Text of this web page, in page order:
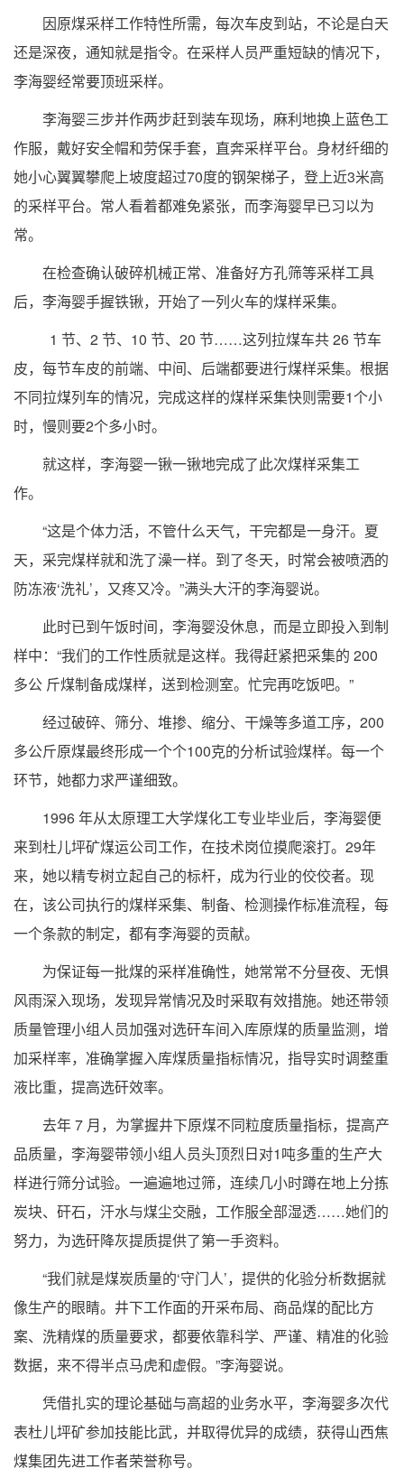
因原煤采样工作特性所需，每次车皮到站，不论是白天
还是深夜，通知就是指令。在采样人员严重短缺的情况下，
李海婴经常要顶班采样。
李海婴三步并作两步赶到装车现场，麻利地换上蓝色工
作服，戴好安全帽和劳保手套，直奔采样平台。身材纤细的
她小心翼翼攀爬上坡度超过70度的钢架梯子，登上近3米高
的采样平台。常人看着都难免紧张，而李海婴早已习以为
常。
在检查确认破碎机械正常、准备好方孔筛等采样工具
后，李海婴手握铁锹，开始了一列火车的煤样采集。
1 节、2 节、10 节、20 节……这列拉煤车共 26 节车
皮，每节车皮的前端、中间、后端都要进行煤样采集。根据
不同拉煤列车的情况，完成这样的煤样采集快则需要1个小
时，慢则要2个多小时。
就这样，李海婴一锹一锹地完成了此次煤样采集工
作。
“这是个体力活，不管什么天气，干完都是一身汗。夏
天，采完煤样就和洗了澡一样。到了冬天，时常会被喷洒的
防冻液‘洗礼’，又疼又冷。”满头大汗的李海婴说。
此时已到午饭时间，李海婴没休息，而是立即投入到制
样中：“我们的工作性质就是这样。我得赶紧把采集的 200
多公 斤煤制备成煤样，送到检测室。忙完再吃饭吧。”
经过破碎、筛分、堆掺、缩分、干燥等多道工序，200
多公斤原煤最终形成一个个100克的分析试验煤样。每一个
环节，她都力求严谨细致。
1996 年从太原理工大学煤化工专业毕业后，李海婴便
来到杜儿坪矿煤运公司工作，在技术岗位摸爬滚打。29年
来，她以精专树立起自己的标杆，成为行业的佼佼者。现
在，该公司执行的煤样采集、制备、检测操作标准流程，每
一个条款的制定，都有李海婴的贡献。
为保证每一批煤的采样准确性，她常常不分昼夜、无惧
风雨深入现场，发现异常情况及时采取有效措施。她还带领
质量管理小组人员加强对选矸车间入库原煤的质量监测，增
加采样率，准确掌握入库煤质量指标情况，指导实时调整重
液比重，提高选矸效率。
去年 7 月，为掌握井下原煤不同粒度质量指标，提高产
品质量，李海婴带领小组人员头顶烈日对1吨多重的生产大
样进行筛分试验。一遍遍地过筛，连续几小时蹲在地上分拣
炭块、矸石，汗水与煤尘交融，工作服全部湿透……她们的
努力，为选矸降灰提质提供了第一手资料。
“我们就是煤炭质量的‘守门人’，提供的化验分析数据就
像生产的眼睛。井下工作面的开采布局、商品煤的配比方
案、洗精煤的质量要求，都要依靠科学、严谨、精准的化验
数据，来不得半点马虎和虚假。”李海婴说。
凭借扎实的理论基础与高超的业务水平，李海婴多次代
表杜儿坪矿参加技能比武，并取得优异的成绩，获得山西焦
煤集团先进工作者荣誉称号。